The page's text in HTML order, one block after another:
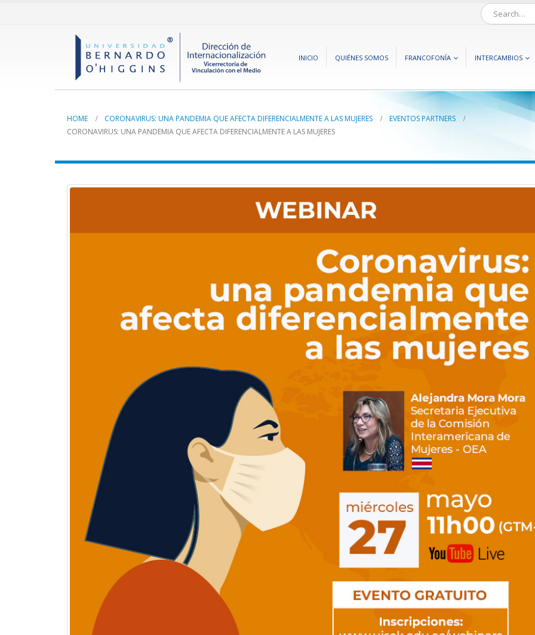
INICIO QUIÉNES SOMOS FRANCOFONÍA INTERCAMBIOS
HOME CORONAVIRUS: UNA PANDEMIA QUE AFECTA DIFERENCIALMENTE A LAS MUJERES
EVENTOS PARTNERS
CORONAVIRUS: UNA PANDEMIA QUE AFECTA DIFERENCIALMENTE A LAS MUJERES